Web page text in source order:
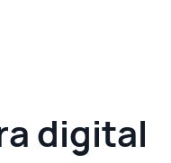
digital